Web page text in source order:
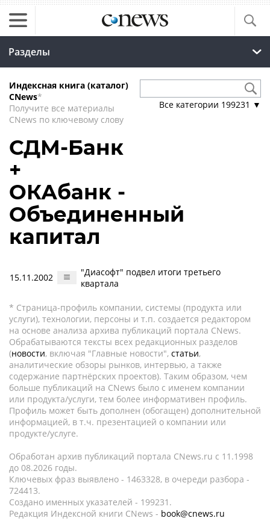
Разделы
Индексная книга (каталог)
CNews*
Получите все материалы
CNews по ключевому слову
Все категории 199231 ▼
СДМ-Банк
+
ОКАбанк -
Объединенный
капитал
15.11.2002
"Диасофт" подвел итоги третьего
квартала
* Страница-профиль компании, системы (продукта или
услуги), технологии, персоны и т.п. создается редактором
на основе анализа архива публикаций портала CNews.
Обрабатываются тексты всех редакционных разделов
(новости, включая "Главные новости", статьи,
аналитические обзоры рынков, интервью, а также
содержание партнёрских проектов). Таким образом, чем
больше публикаций на CNews было с именем компании
или продукта/услуги, тем более информативен профиль.
Профиль может быть дополнен (обогащен) дополнительной
информацией, в т.ч. презентацией о компании или
продукте/услуге.
Обработан архив публикаций портала CNews.ru c 11.1998
до 08.2026 годы.
Ключевых фраз выявлено - 1463328, в очереди разбора -
724413.
Создано именных указателей - 199231.
Редакция Индексной книги CNews - book@cnews.ru